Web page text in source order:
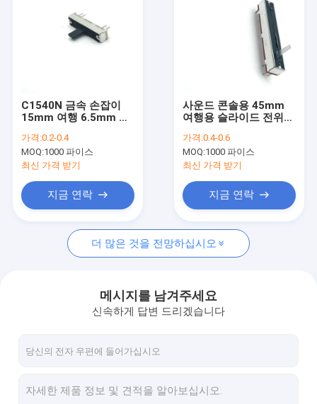
회사 소개
뉴스
모든 케이스
로터리 스위치 전위차계
연속적인 로터리 스위치
회전 인코더
C1540N 금속 손잡이
15mm 여행 6.5mm 와
폰 및 마이크에 사용
가격:0.2-0.4
MOQ:1000 파이스
최신 가격 받기
지금 연락
사운드 콘솔용 45mm
여행용 슬라이드 전위차
가격:0.4-0.6
MOQ:1000 파이스
최신 가격 받기
지금 연락
더 많은 것을 전망하십시오
메시지를 남겨주세요
신속하게 답변 드리겠습니다